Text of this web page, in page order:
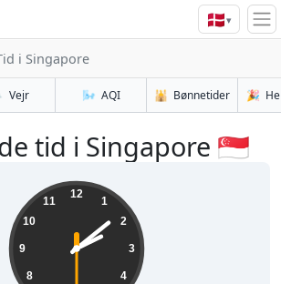
🇩🇰▾
i Singapore
Vejr 🌬️ AQI 🕌 Bønnetider 🎉
tid i Singapore 🇸🇬
12
1
2
3
4
8
9
10
11